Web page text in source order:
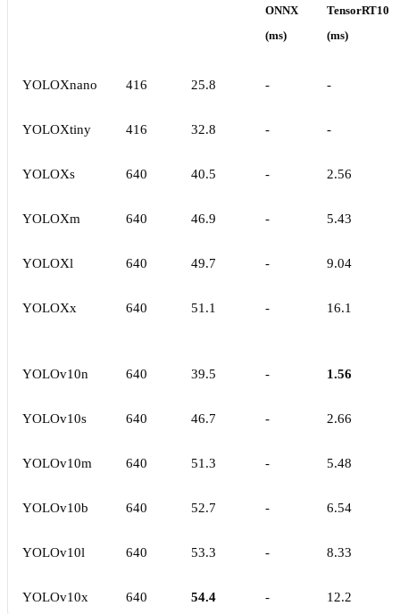
ONNX
(ms)
TensorRT10
(ms)
YOLOXnano 416 25.8 - -
YOLOXtiny 416 32.8 - -
YOLOXs 640 40.5 - 2.56
YOLOXm 640 46.9 - 5.43
YOLOXl 640 49.7 - 9.04
YOLOXx 640 51.1 - 16.1
YOLOv10n 640 39.5 - 1.56
YOLOv10s 640 46.7 - 2.66
YOLOv10m 640 51.3 - 5.48
YOLOv10b 640 52.7 - 6.54
YOLOv10l 640 53.3 - 8.33
YOLOv10x 640 54.4 - 12.2